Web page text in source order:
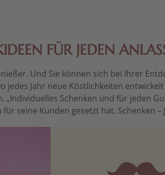
FÜR JEDEN
Und Sie können sich bei Ihrer
jedes Jahr neue Köstlichkeiten
Schenken und für jeden
seine Kunden gesetzt hat. Schenken –